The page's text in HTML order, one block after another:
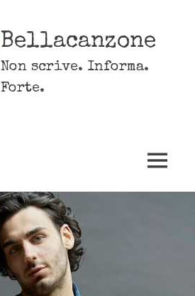
Bellacanzone
Non scrive. Informa.
Forte.
MENU